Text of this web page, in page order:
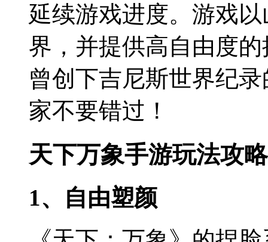
延续游戏进度。游戏
界，并提供高自由度
曾创下吉尼斯世界纪
家不要错过！
天下万象手游玩法攻略
1、自由塑颜